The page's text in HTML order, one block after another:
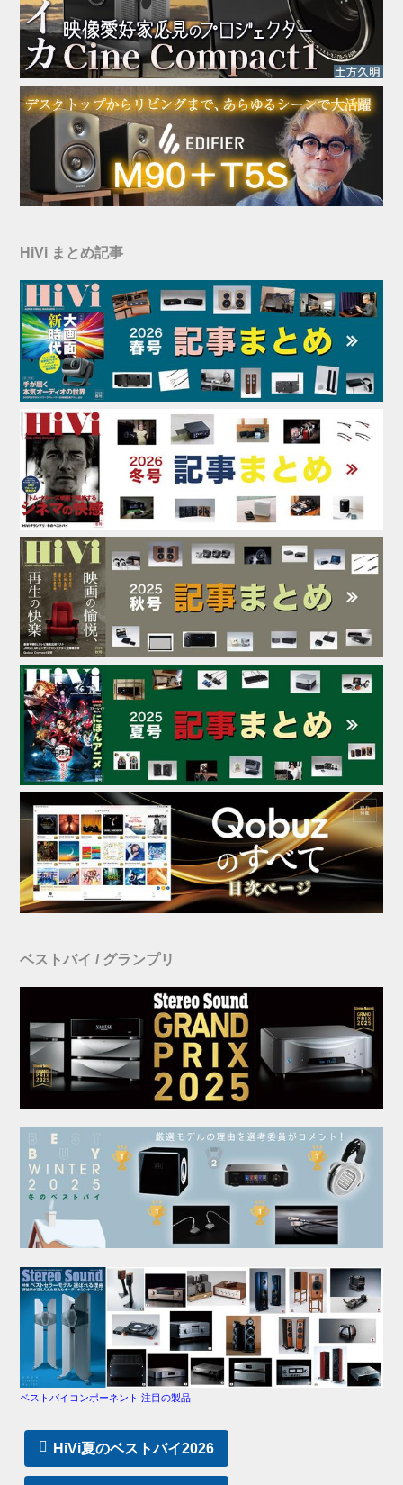
HiVi まとめ記事
ベストバイ / グランプリ
ベストバイコンポーネント 注目の製品
HiVi夏のベストバイ2026